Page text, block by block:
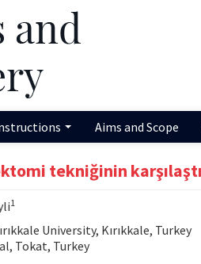
Aims and Scope
tekniğinin
1
University, Kırıkkale, Turkey
Tokat, Turkey